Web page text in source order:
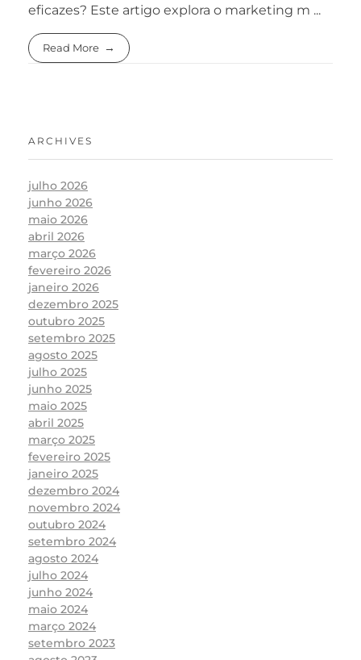
eficazes? Este artigo explora o marketing m ...
Read More
ARCHIVES
julho 2026
junho 2026
maio 2026
abril 2026
março 2026
fevereiro 2026
janeiro 2026
dezembro 2025
outubro 2025
setembro 2025
agosto 2025
julho 2025
junho 2025
maio 2025
abril 2025
março 2025
fevereiro 2025
janeiro 2025
dezembro 2024
novembro 2024
outubro 2024
setembro 2024
agosto 2024
julho 2024
junho 2024
maio 2024
março 2024
setembro 2023